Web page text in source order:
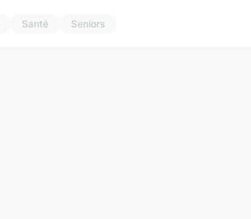
Santé Seniors